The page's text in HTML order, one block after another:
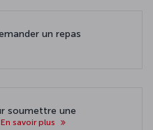
un repas
soumettre une
En savoir plus